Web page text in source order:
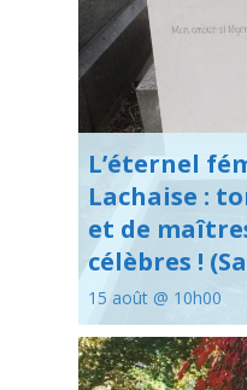
L’éternel
Lachaise :
et de
célèbres !
15 août @ 10h00